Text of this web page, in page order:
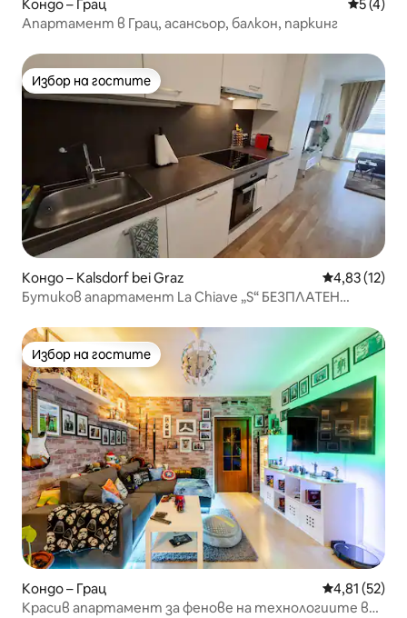
Кондо – Грац Средна
5 (4)
Апартамент в Грац, асансьор, балкон, паркинг
Избор на гостите
Избор на гостите
Кондо – Kalsdorf bei Graz Средна
4,83 (12)
Бутиков апартамент La Chiave „S“ БЕЗПЛАТЕН
Избор на гостите
Избор на гостите
Кондо – Грац Средна
4,81 (52)
Красив апартамент за фенове на технологиите в